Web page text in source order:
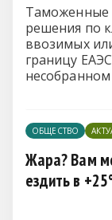
Таможенные
решения по
ввозимых
границу
таможенном
ОБЩЕСТВО
Жара? Вам
ездить в